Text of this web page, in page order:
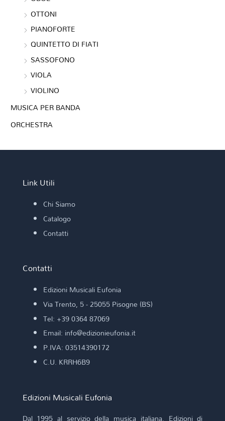
OTTONI
PIANOFORTE
QUINTETTO DI FIATI
SASSOFONO
VIOLA
VIOLINO
MUSICA PER BANDA
ORCHESTRA
Link Utili
Chi Siamo
Catalogo
Contatti
Contatti
Edizioni Musicali Eufonia
Via Trento, 5 - 25055 Pisogne (BS)
Tel: +39 0364 87069
Email: info@edizionieufonia.it
P.IVA: 03514390172
C.U. KRRH6B9
Edizioni Musicali Eufonia